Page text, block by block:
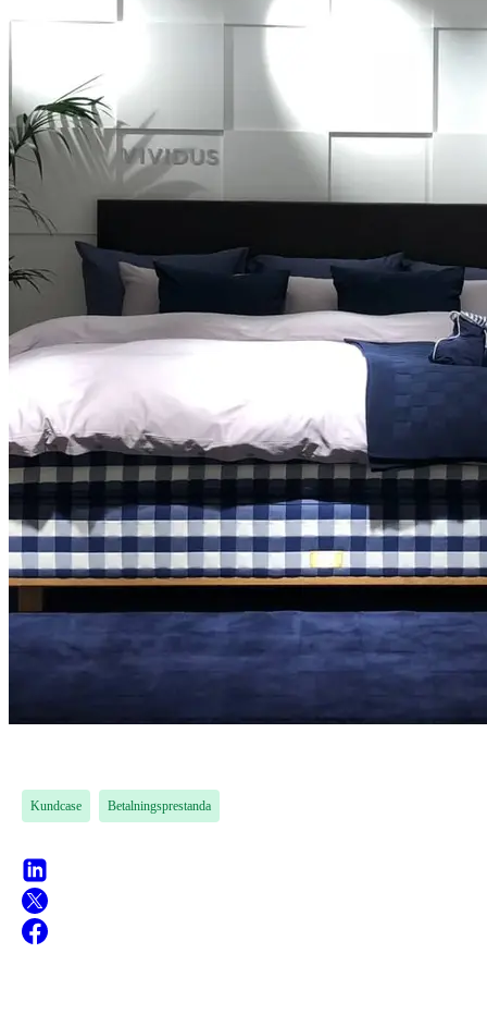
Kundcase Betalningsprestanda